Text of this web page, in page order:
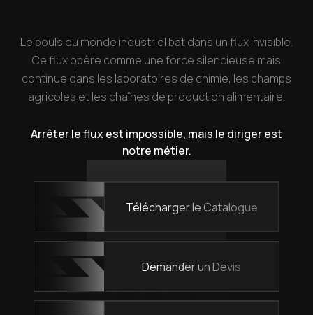
Le pouls du monde industriel bat dans un flux invisible.
Ce flux opère comme une force silencieuse mais
continue dans les laboratoires de chimie, les champs
agricoles et les chaînes de production alimentaire.
Arrêter le flux est impossible, mais le diriger est
notre métier.
Télécharger le Catalogue
Demander un Devis